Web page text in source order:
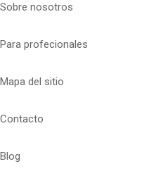
Sobre nosotros
Para profecionales
Mapa del sitio
Contacto
Blog